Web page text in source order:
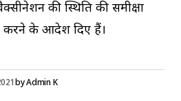
की स्थिति की समीक्षा
के आदेश दिए हैं।
byAdmin K